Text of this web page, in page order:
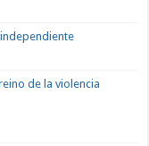
de la violencia